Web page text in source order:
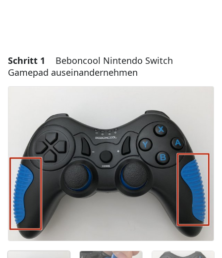
Schritt 1
Beboncool Nintendo Switch
Gamepad auseinandernehmen